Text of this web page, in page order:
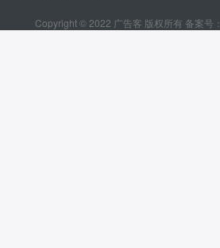
Copyright © 2022 广告客 版权所有 备案号：